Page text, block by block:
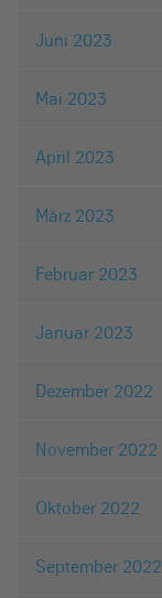
Juni 2023
Mai 2023
April 2023
März 2023
Februar 2023
Januar 2023
Dezember 2022
November 2022
Oktober 2022
September 2022